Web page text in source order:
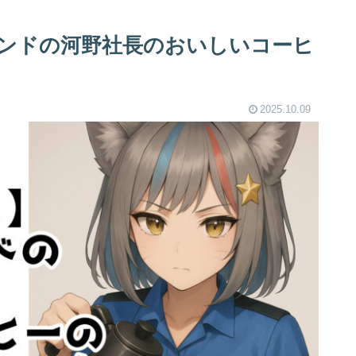
ドの河野社長のおいしいコーヒ
2025.10.09